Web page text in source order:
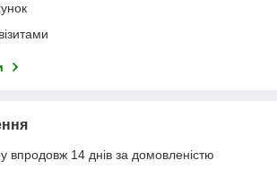
впродовж 14 днів за домовленістю